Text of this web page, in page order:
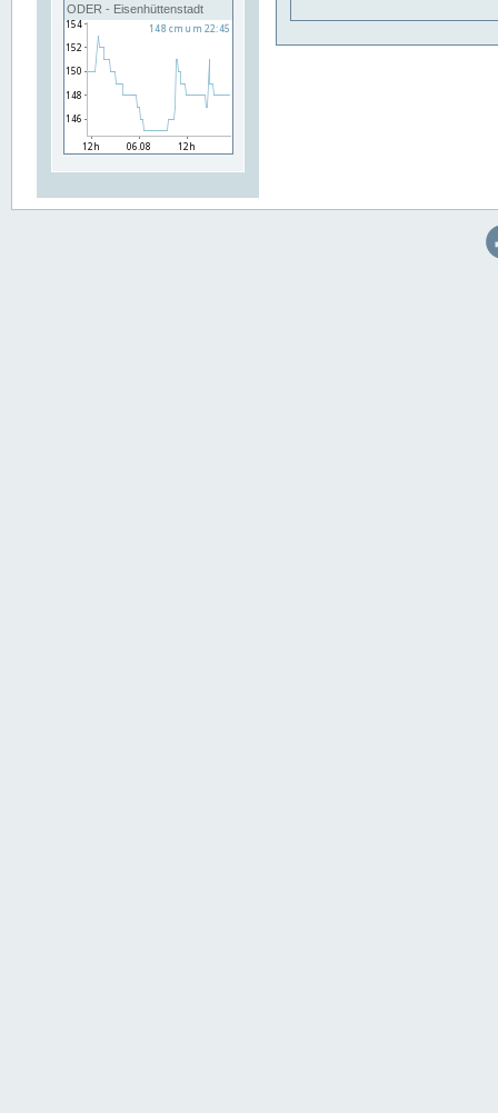
ODER - Eisenhüttenstadt